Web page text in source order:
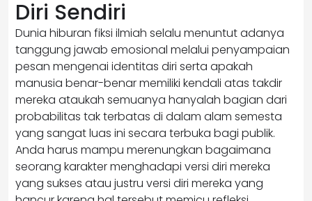
Diri Sendiri
Dunia hiburan fiksi ilmiah selalu menuntut adanya
tanggung jawab emosional melalui penyampaian
pesan mengenai identitas diri serta apakah
manusia benar-benar memiliki kendali atas takdir
mereka ataukah semuanya hanyalah bagian dari
probabilitas tak terbatas di dalam alam semesta
yang sangat luas ini secara terbuka bagi publik.
Anda harus mampu merenungkan bagaimana
seorang karakter menghadapi versi diri mereka
yang sukses atau justru versi diri mereka yang